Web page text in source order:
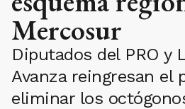
Mercosur
Diputados del PRO y
Avanza reingresan el
eliminar los